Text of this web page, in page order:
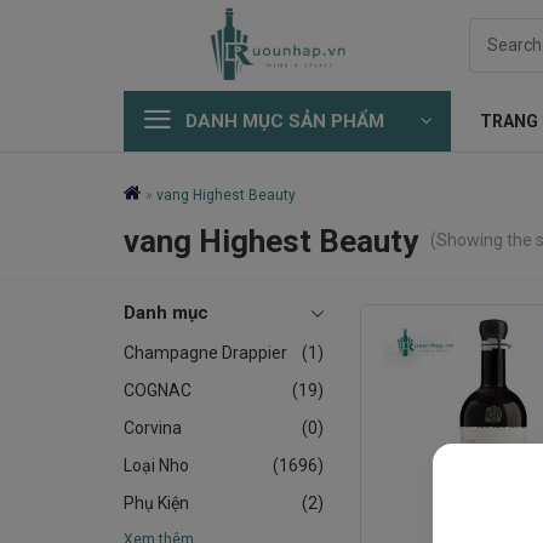
DANH MỤC SẢN PHẨM TRANG
» vang Highest Beauty
vang Highest Beauty (Showing the
Danh mục
Champagne Drappier
(1)
COGNAC
(19)
Corvina
(0)
Loại Nho
(1696)
Phụ Kiện
(2)
Xem thêm